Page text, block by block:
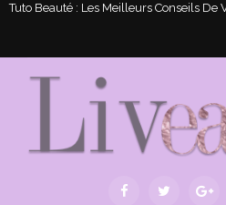
Tuto Beauté : Les Meilleurs Conseils De